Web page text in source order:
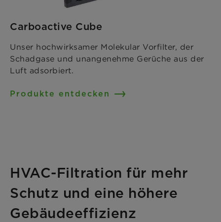
Carboactive Cube
Unser hochwirksamer Molekular Vorfilter, der
Schadgase und unangenehme Gerüche aus der
Luft adsorbiert.
Produkte entdecken
HVAC-Filtration für mehr
Schutz und eine höhere
Gebäudeeffizienz